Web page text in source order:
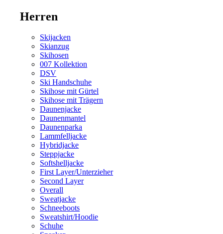
Herren
Skijacken
Skianzug
Skihosen
007 Kollektion
DSV
Ski Handschuhe
Skihose mit Gürtel
Skihose mit Trägern
Daunenjacke
Daunenmantel
Daunenparka
Lammfelljacke
Hybridjacke
Steppjacke
Softshelljacke
First Layer/Unterzieher
Second Layer
Overall
Sweatjacke
Schneeboots
Sweatshirt/Hoodie
Schuhe